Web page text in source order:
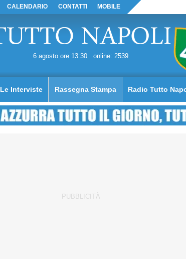
CALENDARIO CONTATTI MOBILE
6 agosto ore 13:30 online: 2539
Le Interviste Rassegna Stampa Radio Tutto